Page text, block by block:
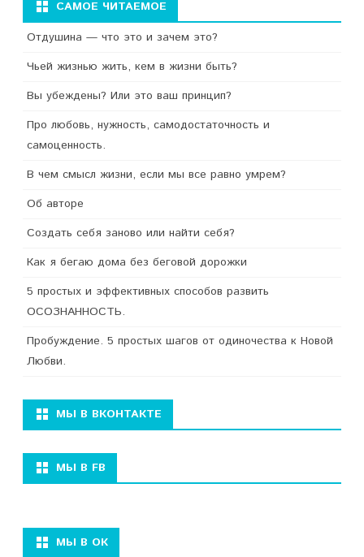
САМОЕ ЧИТАЕМОЕ
Отдушина — что это и зачем это?
Чьей жизнью жить, кем в жизни быть?
Вы убеждены? Или это ваш принцип?
Про любовь, нужность, самодостаточность и
самоценность.
В чем смысл жизни, если мы все равно умрем?
Об авторе
Создать себя заново или найти себя?
Как я бегаю дома без беговой дорожки
5 простых и эффективных способов развить
ОСОЗНАННОСТЬ.
Пробуждение. 5 простых шагов от одиночества к Новой
Любви.
МЫ В ВКОНТАКТЕ
МЫ В FB
МЫ В ОК